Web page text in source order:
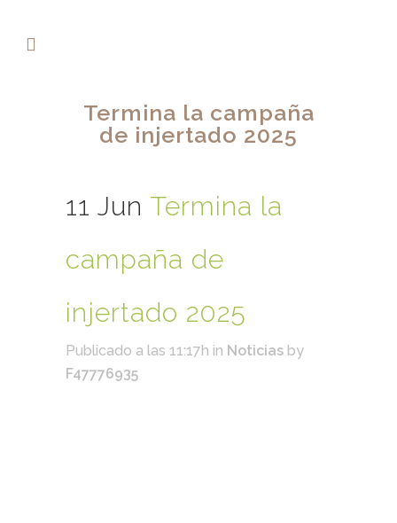
Termina la campaña
de injertado 2025
11 Jun Termina la
campaña de
injertado 2025
Publicado a las 11:17h in Noticias by
F47776935